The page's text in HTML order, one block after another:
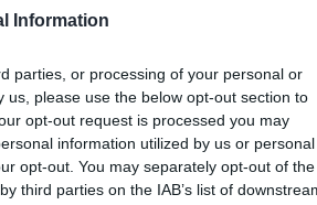
Information
parties, or processing of your personal or
please use the below opt-out section to
opt-out request is processed you may
information utilized by us or personal
opt-out. You may separately opt-out of the
third parties on the IAB’s list of
Cecilia
Endre
Baltsa